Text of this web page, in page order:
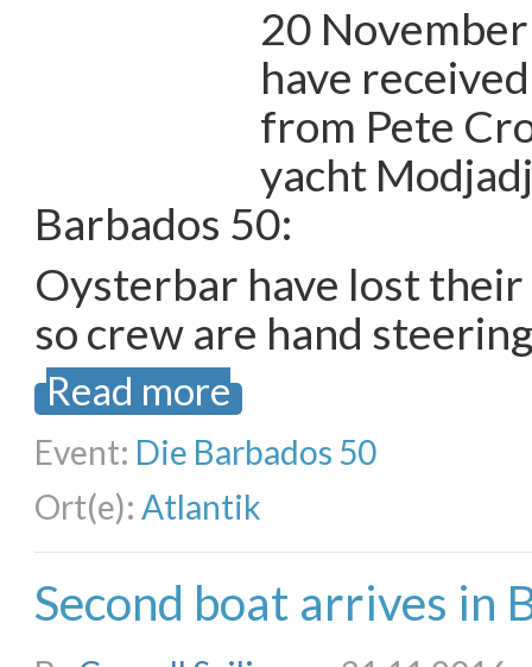
20
have
from Pete
yacht
Barbados 50:
Oysterbar have lost
so crew are hand
Read more
Event: Die Barbados 50
Ort(e): Atlantik
Second boat arrives in